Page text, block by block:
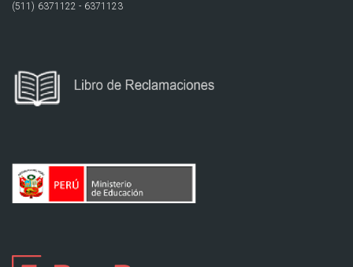
(511) 6371122 - 6371123